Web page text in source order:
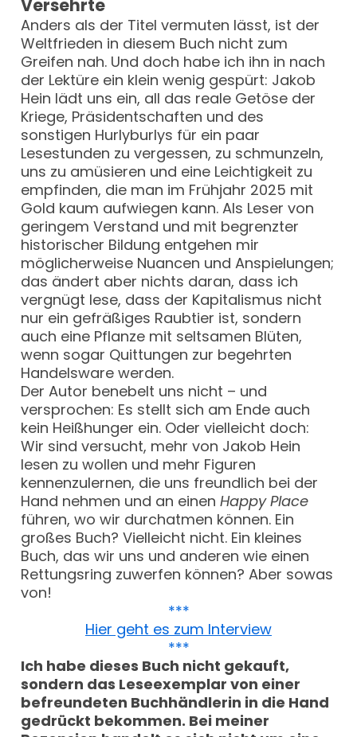
Versehrte
Anders als der Titel vermuten lässt, ist der
Weltfrieden in diesem Buch nicht zum
Greifen nah. Und doch habe ich ihn in nach
der Lektüre ein klein wenig gespürt: Jakob
Hein lädt uns ein, all das reale Getöse der
Kriege, Präsidentschaften und des
sonstigen Hurlyburlys für ein paar
Lesestunden zu vergessen, zu schmunzeln,
uns zu amüsieren und eine Leichtigkeit zu
empfinden, die man im Frühjahr 2025 mit
Gold kaum aufwiegen kann. Als Leser von
geringem Verstand und mit begrenzter
historischer Bildung entgehen mir
möglicherweise Nuancen und Anspielungen;
das ändert aber nichts daran, dass ich
vergnügt lese, dass der Kapitalismus nicht
nur ein gefräßiges Raubtier ist, sondern
auch eine Pflanze mit seltsamen Blüten,
wenn sogar Quittungen zur begehrten
Handelsware werden.
Der Autor benebelt uns nicht – und
versprochen: Es stellt sich am Ende auch
kein Heißhunger ein. Oder vielleicht doch:
Wir sind versucht, mehr von Jakob Hein
lesen zu wollen und mehr Figuren
kennenzulernen, die uns freundlich bei der
Hand nehmen und an einenHappy Place
führen, wo wir durchatmen können. Ein
großes Buch? Vielleicht nicht. Ein kleines
Buch, das wir uns und anderen wie einen
Rettungsring zuwerfen können? Aber sowas
von!
***
Hier geht es zum Interview
***
Ich habe dieses Buch nicht gekauft,
sondern das Leseexemplar von einer
befreundeten Buchhändlerin in die Hand
gedrückt bekommen. Bei meiner